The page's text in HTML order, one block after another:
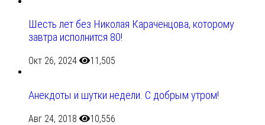
Шесть лет без Николая Караченцова, которому
завтра исполнится 80!
Окт 26, 2024 11,505
Анекдоты и шутки недели. С добрым утром!
Авг 24, 2018 10,556